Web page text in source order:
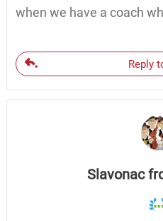
when we have a coach
Reply
Slavonac